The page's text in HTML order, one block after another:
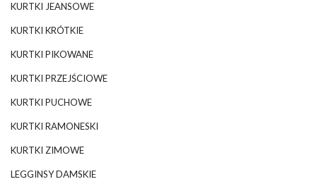
KURTKI JEANSOWE
KURTKI KRÓTKIE
KURTKI PIKOWANE
KURTKI PRZEJŚCIOWE
KURTKI PUCHOWE
KURTKI RAMONESKI
KURTKI ZIMOWE
LEGGINSY DAMSKIE